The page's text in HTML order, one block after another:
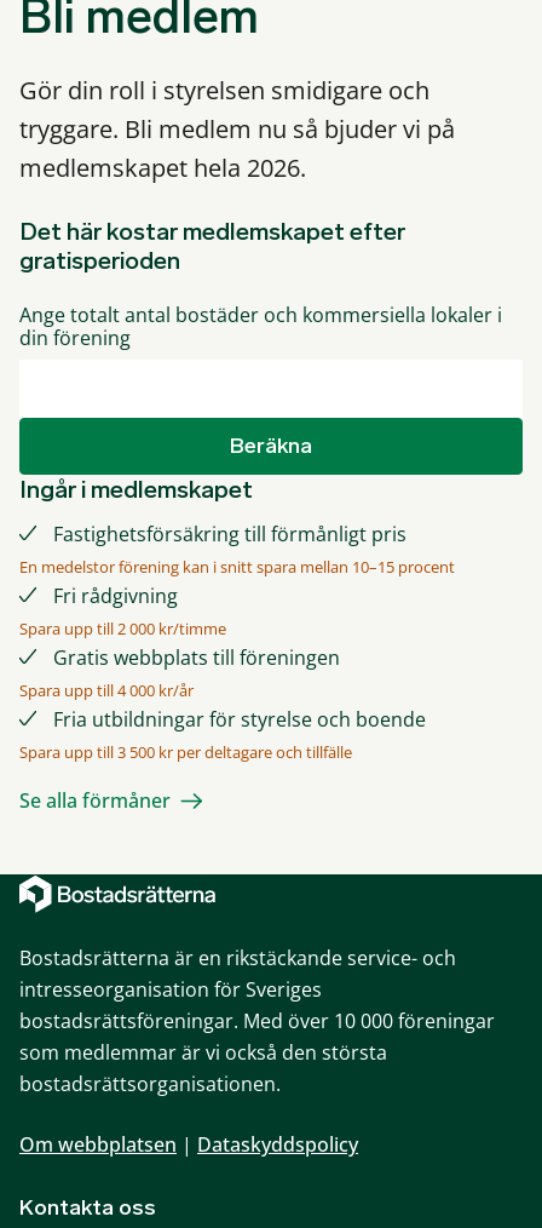
Bli medlem
Gör din roll i styrelsen smidigare och
tryggare. Bli medlem nu så bjuder vi på
medlemskapet hela 2026.
Det här kostar medlemskapet efter
gratisperioden
Ange totalt antal bostäder och kommersiella lokaler i
din förening
Beräkna
Ingår i medlemskapet
Fastighetsförsäkring till förmånligt pris
En medelstor förening kan i snitt spara mellan 10–15 procent
Fri rådgivning
Spara upp till 2 000 kr/timme
Gratis webbplats till föreningen
Spara upp till 4 000 kr/år
Fria utbildningar för styrelse och boende
Spara upp till 3 500 kr per deltagare och tillfälle
Se alla förmåner
Bostadsrätterna är en rikstäckande service- och
intresseorganisation för Sveriges
bostadsrättsföreningar. Med över 10 000 föreningar
som medlemmar är vi också den största
bostadsrättsorganisationen.
Om webbplatsen | Dataskyddspolicy
Kontakta oss